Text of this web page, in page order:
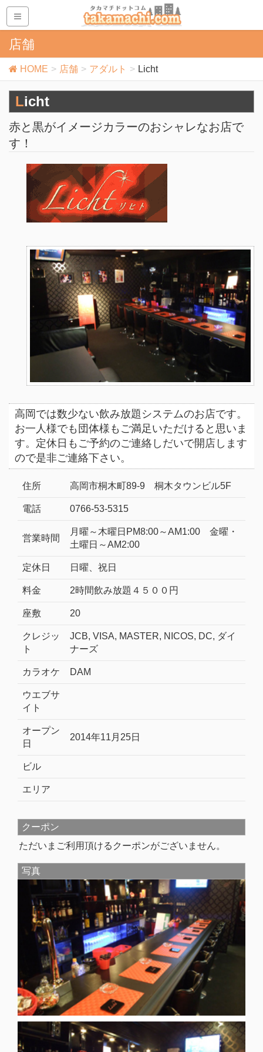
店舗
HOME 店舗 アダルト Licht
Licht
赤と黒がイメージカラーのおシャレなお店で
す！
高岡では数少ない飲み放題システムのお店です。
お一人様でも団体様もご満足いただけると思いま
す。定休日もご予約のご連絡しだいで開店します
ので是非ご連絡下さい。
住所 高岡市桐木町89-9 桐木タウンビル5F
電話 0766-53-5315
営業時間
月曜～木曜日PM8:00～AM1:00 金曜・
土曜日～AM2:00
定休日 日曜、祝日
料金 2時間飲み放題４５００円
座敷 20
クレジッ
ト
JCB, VISA, MASTER, NICOS, DC, ダイ
ナーズ
カラオケ DAM
ウエブサ
イト
オープン
日
2014年11月25日
ビル
エリア
クーポン
ただいまご利用頂けるクーポンがございません。
写真